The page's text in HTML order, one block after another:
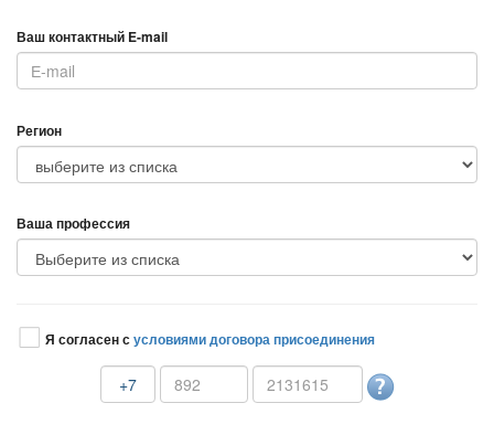
аш контактный E-mail
Регион
аша профессия
Я согласен сусловиями договора присоединения
+7